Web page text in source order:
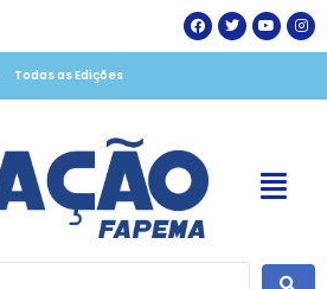
Todas as Edições